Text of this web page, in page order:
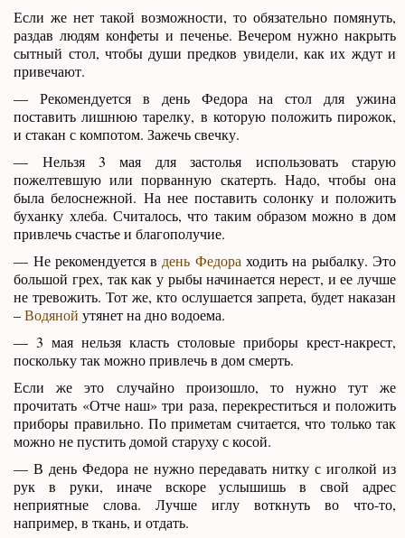
Если же нет такой возможности, то обязательно помянуть,
раздав людям конфеты и печенье. Вечером нужно накрыть
сытный стол, чтобы души предков увидели, как их ждут и
привечают.
— Рекомендуется в день Федора на стол для ужина
поставить лишнюю тарелку, в которую положить пирожок,
и стакан с компотом. Зажечь свечку.
— Нельзя 3 мая для застолья использовать старую
пожелтевшую или порванную скатерть. Надо, чтобы она
была белоснежной. На нее поставить солонку и положить
буханку хлеба. Считалось, что таким образом можно в дом
привлечь счастье и благополучие.
— Не рекомендуется в день Федора ходить на рыбалку. Это
большой грех, так как у рыбы начинается нерест, и ее лучше
не тревожить. Тот же, кто ослушается запрета, будет наказан
–Водяной утянет на дно водоема.
— 3 мая нельзя класть столовые приборы крест-накрест,
поскольку так можно привлечь в дом смерть.
Если же это случайно произошло, то нужно тут же
прочитать «Отче наш» три раза, перекреститься и положить
приборы правильно. По приметам считается, что только так
можно не пустить домой старуху с косой.
— В день Федора не нужно передавать нитку с иголкой из
рук в руки, иначе вскоре услышишь в свой адрес
неприятные слова. Лучше иглу воткнуть во что-то,
например, в ткань, и отдать.